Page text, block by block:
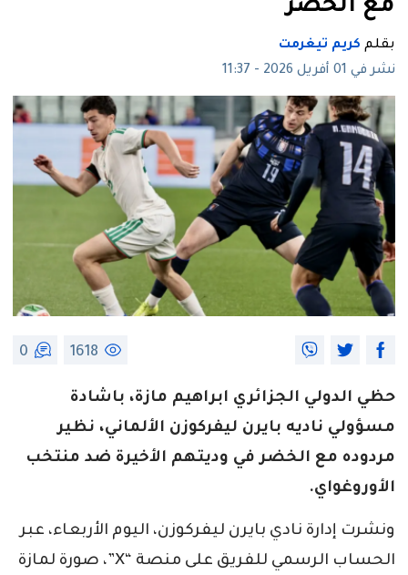
مع الخضر
بقلم كريم تيغرمت
نشر في 01 أفريل 2026 - 11:37
1618
0
حظي الدولي الجزائري ابراهيم مازة، باشادة
مسؤولي ناديه بايرن ليفركوزن الألماني، نظير
مردوده مع الخضر في وديتهم الأخيرة ضد منتخب
الأوروغواي.
ونشرت إدارة نادي بايرن ليفركوزن، اليوم الأربعاء، عبر
الحساب الرسمي للفريق على منصة “X”، صورة لمازة